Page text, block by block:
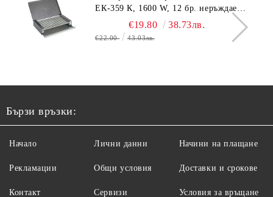
ЕК-359 К, 1600 W, 12 бр. неръждаеми
тръбни нагревятеля
€19.80 38.73лв.
€22.00 43.03лв.
Бързи връзки:
Начало
Рекламации
Контакт
Лични данни
Общи условия
Сервизи
Начини на плащане
Доставки и срокове
Условия за връщане